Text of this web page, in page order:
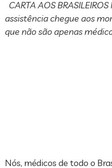
CARTA AOS
assistência chegue aos
que não são apenas
Nós, médicos de todo o